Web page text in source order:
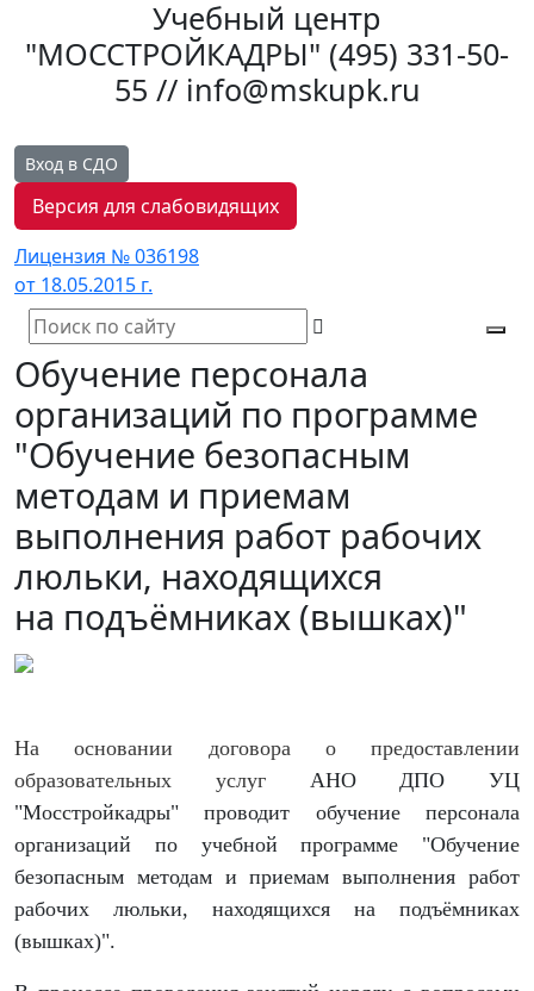
Учебный центр
"МОССТРОЙКАДРЫ" (495) 331-50-
55 // info@mskupk.ru
Вход в СДО
Версия для слабовидящих
Лицензия № 036198
от 18.05.2015 г.
Обучение персонала
организаций по программе
"Обучение безопасным
методам и приемам
выполнения работ рабочих
люльки, находящихся
на подъёмниках (вышках)"
На основании договора о предоставлении
образовательных услуг
АНО ДПО УЦ
"Мосстройкадры" проводит обучение персонала
организаций по учебной программе "Обучение
безопасным методам и приемам выполнения работ
рабочих люльки, находящихся на подъёмниках
(вышках)".